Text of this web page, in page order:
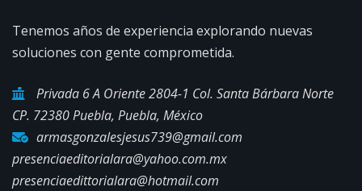
Tenemos años de experiencia explorando nuevas
soluciones con gente comprometida.
Privada 6 A Oriente 2804-1 Col. Santa Bárbara Norte
CP. 72380 Puebla, Puebla, México
armasgonzalesjesus739@gmail.com
presenciaeditorialara@yahoo.com.mx
presenciaedittorialara@hotmail.com